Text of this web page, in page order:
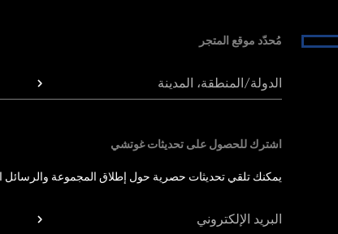
مُحدّد موقع المتجر
الدولة/المنطقة، المدينة
اشترك للحصول على تحديثات غوتشي
يمكنك تلقي تحديثات حصرية حول إطلاق المجموعة والرسائل
البريد الإلكتروني